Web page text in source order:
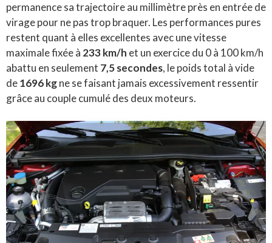
permanence sa trajectoire au millimètre près en entrée de
virage pour ne pas trop braquer. Les performances pures
restent quant à elles excellentes avec une vitesse
maximale fixée à 233 km/h et un exercice du 0 à 100 km/h
abattu en seulement 7,5 secondes, le poids total à vide
de1696 kgne se faisant jamais excessivement ressentir
grâce au couple cumulé des deux moteurs.